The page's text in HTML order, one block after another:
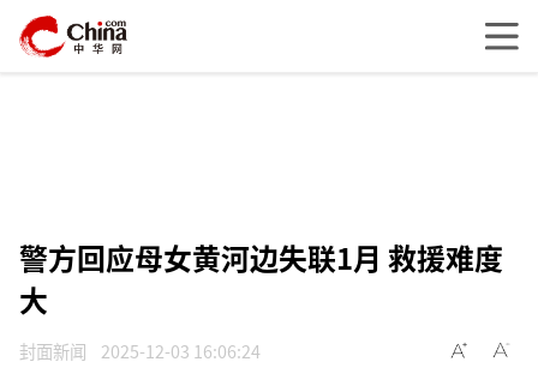
警方回应母女黄河边失联1月 救援难度
大
封面新闻 2025-12-03 16:06:24